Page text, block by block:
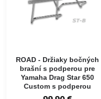
ROAD - Držiaky bočných
brašní s podperou pre
Yamaha Drag Star 650
Custom s podperou